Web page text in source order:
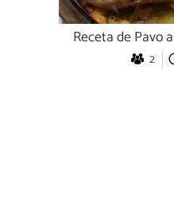
Receta de Pavo
2